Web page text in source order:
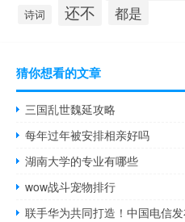
诗词 还不 都是
猜你想看的文章
三国乱世魏延攻略
每年过年被安排相亲好吗
湖南大学的专业有哪些
wow战斗宠物排行